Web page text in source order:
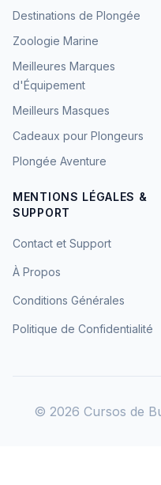
Destinations de Plongée
Zoologie Marine
Meilleures Marques
d'Équipement
Meilleurs Masques
Cadeaux pour Plongeurs
Plongée Aventure
MENTIONS LÉGALES &
SUPPORT
Contact et Support
À Propos
Conditions Générales
Politique de Confidentialité
© 2026 Cursos de